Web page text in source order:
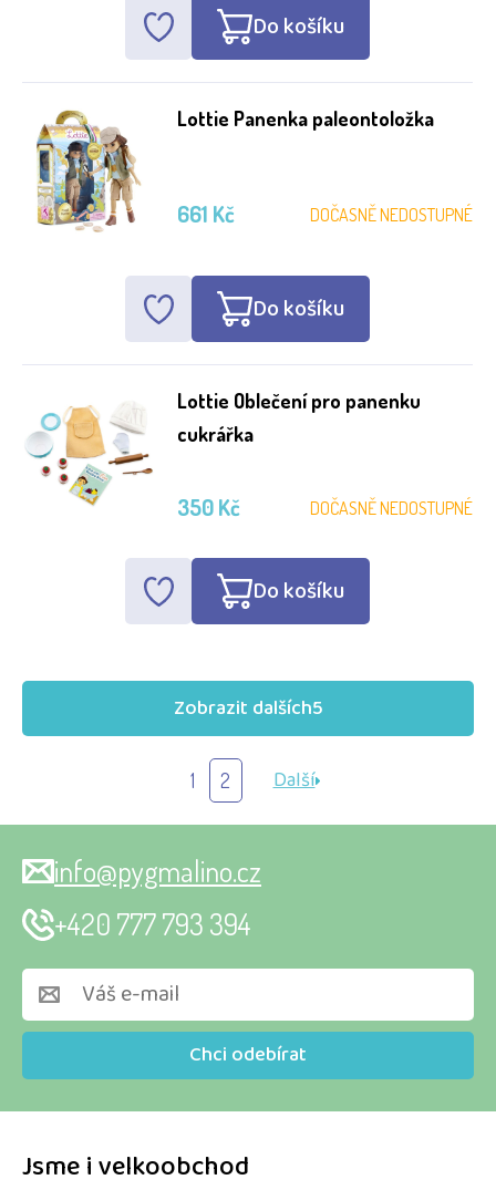
Do košíku
Lottie Panenka paleontoložka
DOČASNĚ NEDOSTUPNÉ
661 Kč
Do košíku
Lottie Oblečení pro panenku
cukrářka
DOČASNĚ NEDOSTUPNÉ
350 Kč
Do košíku
Zobrazit dalších5
1 2 Další
Jsme i velkoobchod
Chci odebírat
info@pygmalino.cz
+420 777 793 394